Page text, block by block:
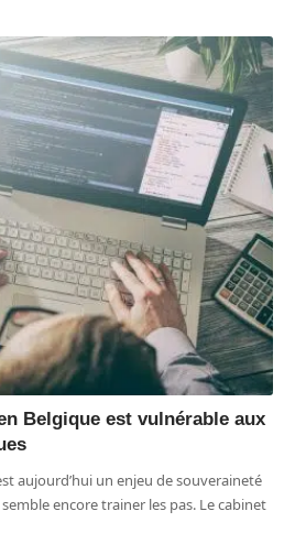
Belgique est vulnérable aux
aujourd’hui un enjeu de souveraineté
encore trainer les pas. Le cabinet